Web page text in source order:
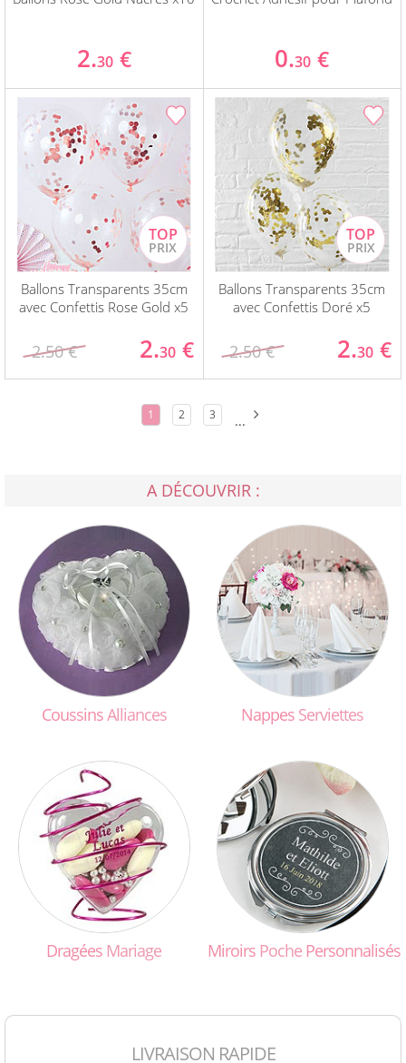
2.30 € 0.30 €
Ballons Transparents 35cm
avec Confettis Rose Gold x5
2.50 € 2.30 €
Ballons Transparents 35cm
avec Confettis Doré x5
2.50 € 2.30 €
1 2 3 ...
A DÉCOUVRIR :
CoussinsAlliances Nappes Serviettes
Dragées Mariage Miroirs Poche Personnalisés
LIVRAISON RAPIDE